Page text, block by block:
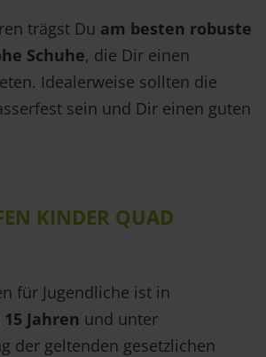
trägst Du am besten robuste
Schuhe, die Dir einen
Idealerweise sollten die
sein und Dir einen guten
KINDER QUAD
für Jugendliche ist in
15 Jahren und unter
der geltenden gesetzlichen